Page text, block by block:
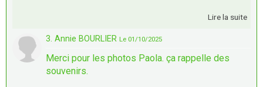
Lire la suite
3. Annie BOURLIER Le 01/10/2025
Merci pour les photos Paola. ça rappelle des
souvenirs.